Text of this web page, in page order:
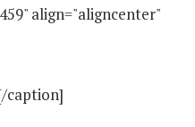
align="aligncenter"
caption]